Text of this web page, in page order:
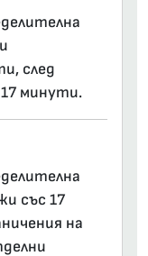
след
минути.
със 17
на